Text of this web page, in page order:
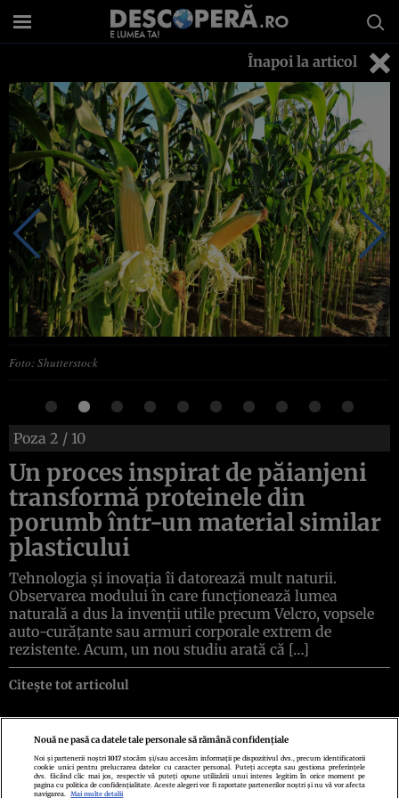
Înapoi la articol
Foto: Shutterstock
Poza 2 / 10
Un proces inspirat de păianjeni
transformă proteinele din
porumb într-un material similar
plasticului
Tehnologia și inovația îi datorează mult naturii.
Observarea modului în care funcționează lumea
naturală a dus la invenții utile precum Velcro, vopsele
auto-curățante sau armuri corporale extrem de
rezistente. Acum, un nou studiu arată că […]
Citește tot articolul
Politica de confidenţialitatePolitica de cookiesTermeni şi condiţii
Echipa redacționalăContactSetări Cookies
Nouă ne pasă ca datele tale personale să rămână confidențiale
Noi și partenerii noștri1017 stocăm și/sau accesăm informații pe dispozitivul dvs., precum identificatorii
cookie unici pentru prelucrarea datelor cu caracter personal. Puteți accepta sau gestiona preferințele
dvs. făcând clic mai jos, respectiv vă puteți opune utilizării unui interes legitim în orice moment pe
pagina cu politica de confidențialitate. Aceste alegeri vor fi raportate partenerilor noștri și nu vă vor afecta
navigarea.
Mai multe detalii